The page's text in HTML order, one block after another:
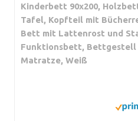
Kinderbett 90x200,
Tafel, Kopfteil mit
Bett mit Lattenrost und
Funktionsbett, Bettgestell
Matratze, Weiß